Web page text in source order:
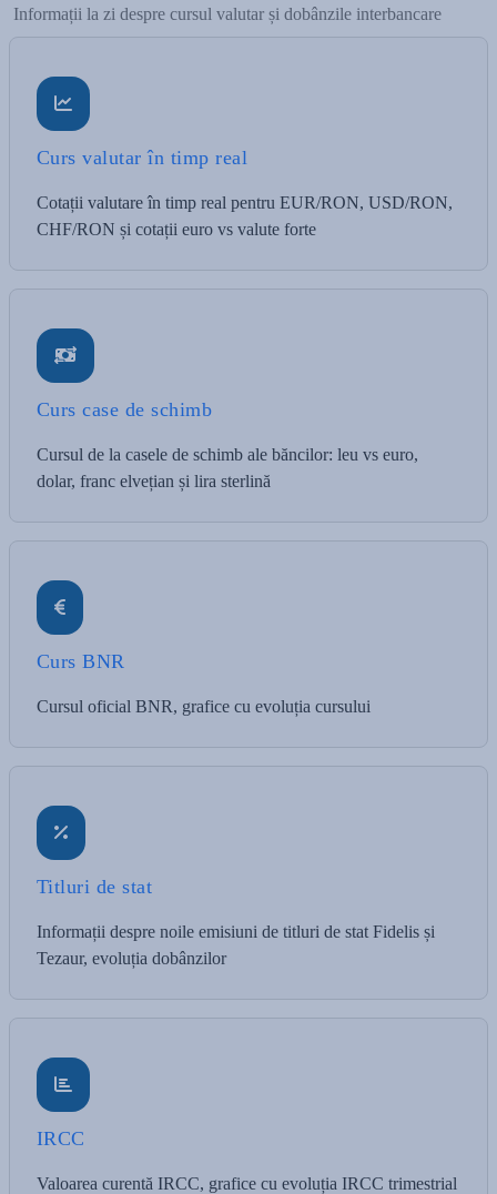
Informații la zi despre cursul valutar și dobânzile interbancare
Curs valutar în timp real
Cotații valutare în timp real pentru EUR/RON, USD/RON,
CHF/RON și cotații euro vs valute forte
Curs case de schimb
Cursul de la casele de schimb ale băncilor: leu vs euro,
dolar, franc elvețian și lira sterlină
Curs BNR
Cursul oficial BNR, grafice cu evoluția cursului
Titluri de stat
Informații despre noile emisiuni de titluri de stat Fidelis și
Tezaur, evoluția dobânzilor
IRCC
Valoarea curentă IRCC, grafice cu evoluția IRCC trimestrial